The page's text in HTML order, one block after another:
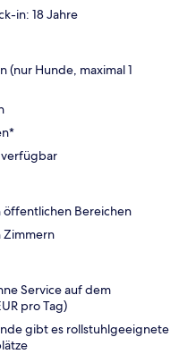
in: 18 Jahre
(nur Hunde, maximal 1
öffentlichen Bereichen
Zimmern
Service auf dem
pro Tag)
gibt es rollstuhlgeeignete